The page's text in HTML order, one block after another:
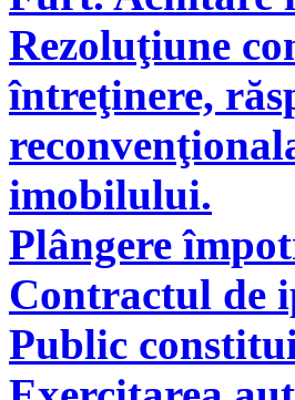
Rezoluţiune
întreţinere,
imobilului.
Plângere
Contractul de
Public